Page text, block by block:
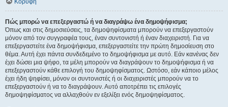
Κορυφή
Πώς μπορώ να επεξεργαστώ ή να διαγράψω ένα δημοψήφισμα;
Όπως και στις δημοσιεύσεις, τα δημοψηφίσματα μπορούν να επεξεργαστούν
μόνον από τον συγγραφέα τους, έναν συντονιστή ή έναν διαχειριστή. Για να
επεξεργαστείτε ένα δημοψήφισμα, επεξεργαστείτε την πρώτη δημοσίευση στο
θέμα. Αυτή έχει πάντα συνδεδεμένο το δημοψήφισμα με αυτό. Εάν κανένας δεν
έχει δώσει μια ψήφο, τα μέλη μπορούν να διαγράψουν το δημοψήφισμα ή να
επεξεργαστούν κάθε επιλογή του δημοψηφίσματος. Ωστόσο, εάν κάποιο μέλος
έχει ήδη ψηφίσει, μόνον οι συντονιστές ή οι διαχειριστές μπορούν να το
επεξεργαστούν ή να το διαγράψουν. Αυτό αποτρέπει τις επιλογές
δημοψηφίσματος να αλλαχθούν εν εξελίξει ενός δημοψηφίσματος.